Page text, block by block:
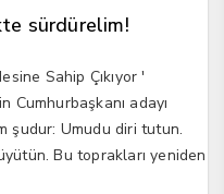
sürdürelim!
Sahip Çıkıyor '
Cumhurbaşkanı adayı
şudur: Umudu diri tutun.
Bu toprakları yeniden